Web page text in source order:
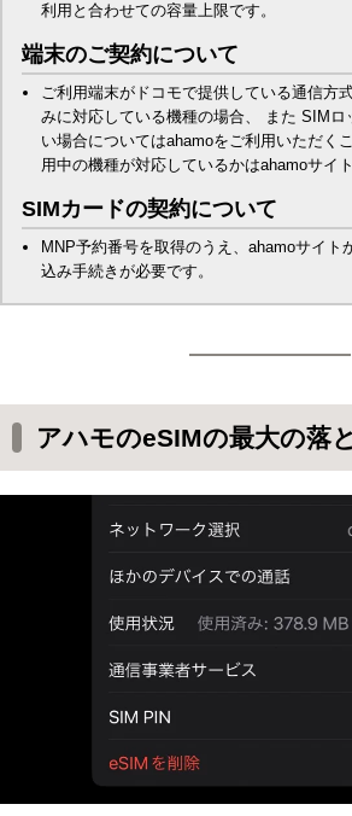
利用と合わせての容量上限です。
端末のご契約について
ご利用端末がドコモで提供している通信方
みに対応している機種の場合、 また SIMロ
い場合についてはahamoをご利用いただく
用中の機種が対応しているかはahamoサイ
SIMカードの契約について
MNP予約番号を取得のうえ、ahamoサイト
込み手続きが必要です。
アハモのeSIMの最大の落